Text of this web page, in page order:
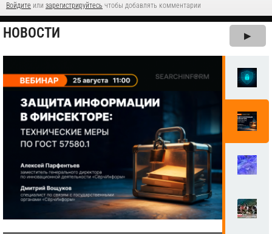
Войдите или зарегистрируйтесь чтобы добавлять комментарии
НОВОСТИ ▶